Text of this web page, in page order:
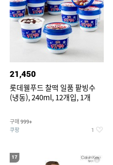
21,450
롯데웰푸드 찰떡 일품 팥빙수
(냉동), 240ml, 12개입, 1개
구매 999+
쿠팡 1
17